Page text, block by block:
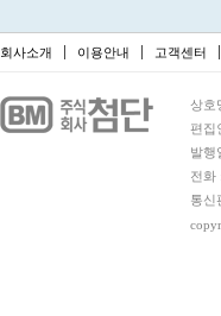
회사소개 이용안내 고객센터
상호
편집
발행
전화
통신